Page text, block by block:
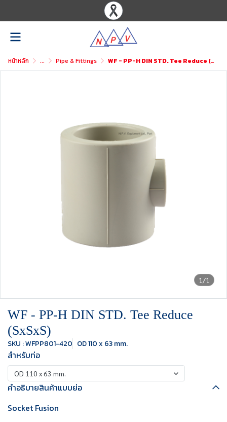
หน้าหลัก ... Pipe & Fittings WF - PP-H DIN STD. Tee Reduce (SxSxS)
1/1
WF - PP-H DIN STD. Tee Reduce
(SxSxS)
SKU : WFPP801-420 OD 110 x 63 mm.
สำหรับท่อ
OD 110 x 63 mm.
คำอธิบายสินค้าแบบย่อ
Socket Fusion